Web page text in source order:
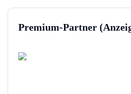
Premium-Partner